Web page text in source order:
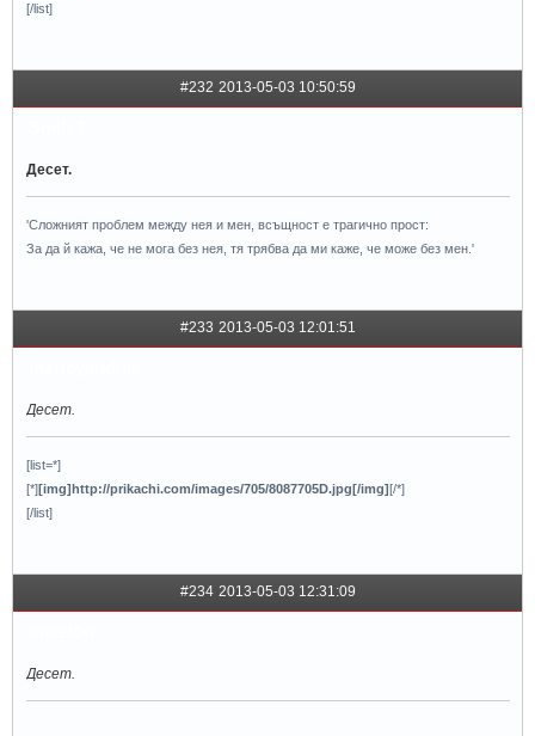
[/list]
#232 2013-05-03 10:50:59
Десет.
'Сложният проблем между нея и мен, всъщност е трагично прост:
За да й кажа, че не мога без нея, тя трябва да ми каже, че може без мен.'
#233 2013-05-03 12:01:51
Десет.
[list=*]
[*][img]http://prikachi.com/images/705/8087705D.jpg[/img][/*]
[/list]
#234 2013-05-03 12:31:09
Десет.